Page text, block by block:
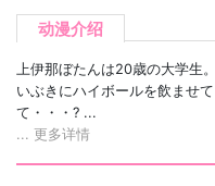
动漫介绍
上伊那ぼたんは20歳の大学
いぶきにハイボールを飲ませ
て・・・? ...
... 更多详情